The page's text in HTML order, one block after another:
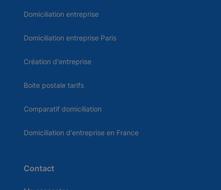
Domiciliation entreprise
Domiciliation entreprise Paris
Création d'entreprise
Boite postale tarifs
Comparatif domiciliation
Domiciliation d'entreprise en France
Contact